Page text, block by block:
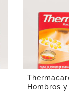
Hombros